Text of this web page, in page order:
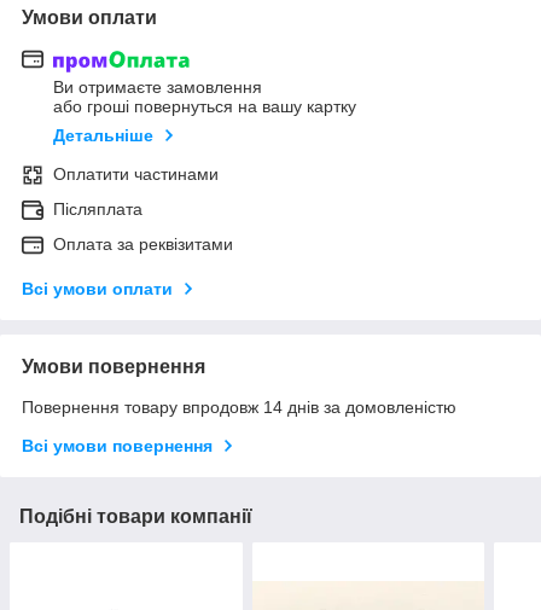
Умови оплати
Ви отримаєте замовлення
або гроші повернуться на вашу картку
Детальніше
Оплатити частинами
Післяплата
Оплата за реквізитами
Всі умови оплати
Умови повернення
Повернення товару впродовж 14 днів за домовленістю
Всі умови повернення
Подібні товари компанії